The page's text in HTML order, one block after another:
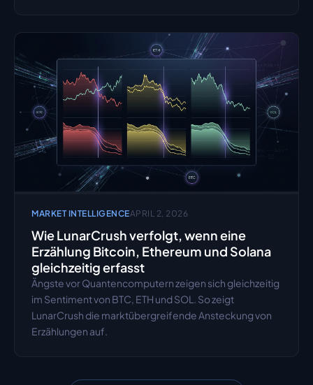
MARKET INTELLIGENCEAPRIL 2, 2026
Wie LunarCrush verfolgt, wenn eine
Erzählung Bitcoin, Ethereum und Solana
gleichzeitig erfasst
Ängste vor Quantencomputern zeigen sich gleichzeitig
im Sentiment von BTC, ETH und SOL. So zeigt
LunarCrush die marktübergreifende Ansteckung von
Erzählungen auf.